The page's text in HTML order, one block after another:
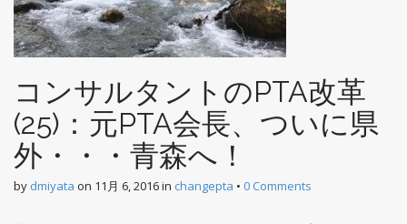
コンサルタントのPTA改革
(25)：元PTA会長、ついに県
外・・・青森へ！
by dmiyata on 11月 6, 2016in changepta • 0 Comments